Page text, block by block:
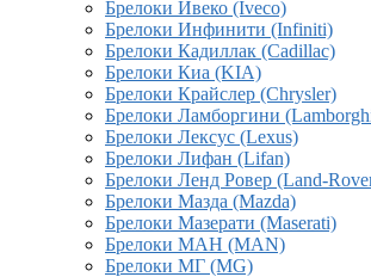
Брелоки Ивеко (Iveco)
Брелоки Инфинити (Infiniti)
Брелоки Кадиллак (Cadillac)
Брелоки Киа (KIA)
Брелоки Крайслер (Chrysler)
Брелоки Ламборгини
Брелоки Лексус (Lexus)
Брелоки Лифан (Lifan)
Брелоки Ленд Ровер (Land-
Брелоки Мазда (Mazda)
Брелоки Мазерати (Maserati)
Брелоки МАН (MAN)
Брелоки МГ (MG)